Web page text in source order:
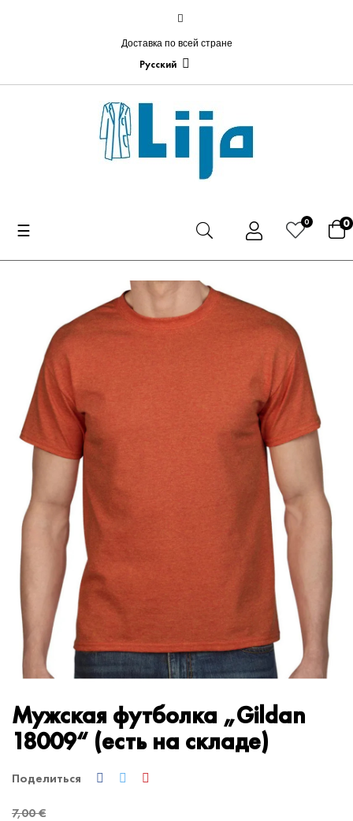
Доставка по всей стране
Русский
Toggle
☰ 0 0
Мужская футболка „Gildan
18009“ (есть на складе)
Поделиться
7,00 €